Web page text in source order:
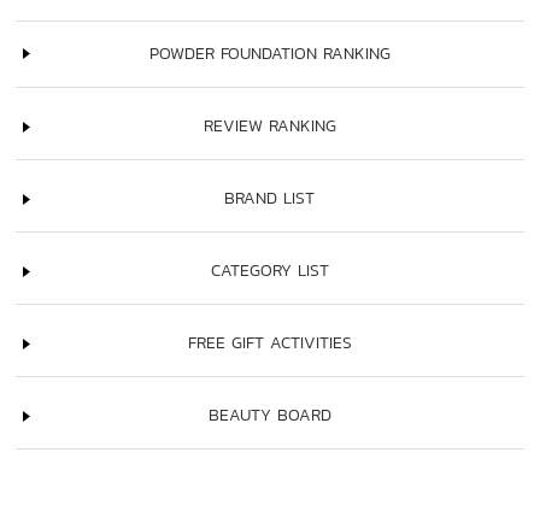
POWDER FOUNDATION RANKING
REVIEW RANKING
BRAND LIST
CATEGORY LIST
FREE GIFT ACTIVITIES
BEAUTY BOARD